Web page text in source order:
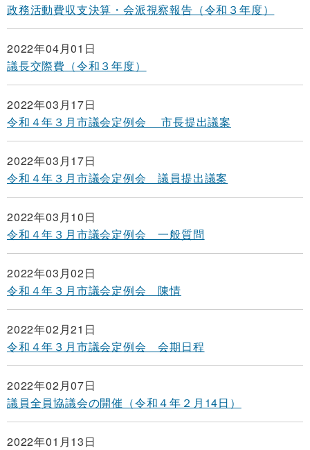
政務活動費収支決算・会派視察報告（令和３年度）
2022年04月01日
議長交際費（令和３年度）
2022年03月17日
令和４年３月市議会定例会 市長提出議案
2022年03月17日
令和４年３月市議会定例会 議員提出議案
2022年03月10日
令和４年３月市議会定例会 一般質問
2022年03月02日
令和４年３月市議会定例会 陳情
2022年02月21日
令和４年３月市議会定例会 会期日程
2022年02月07日
議員全員協議会の開催（令和４年２月14日）
2022年01月13日